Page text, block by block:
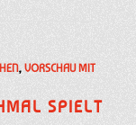
, VORSCHAU MIT
SPIELT